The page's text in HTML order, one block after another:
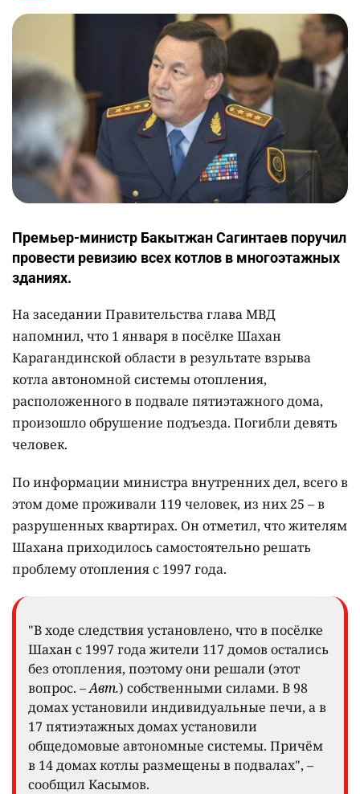
Премьер-министр Бакытжан Сагинтаев поручил
провести ревизию всех котлов в многоэтажных
зданиях.
На заседании Правительства глава МВД
напомнил, что 1 января в посёлке Шахан
Карагандинской области в результате взрыва
котла автономной системы отопления,
расположенного в подвале пятиэтажного дома,
произошло обрушение подъезда. Погибли девять
человек.
По информации министра внутренних дел, всего в
этом доме проживали 119 человек, из них 25 – в
разрушенных квартирах. Он отметил, что жителям
Шахана приходилось самостоятельно решать
проблему отопления с 1997 года.
"В ходе следствия установлено, что в посёлке
Шахан с 1997 года жители 117 домов остались
без отопления, поэтому они решали (этот
вопрос. –Авт.) собственными силами. В 98
домах установили индивидуальные печи, а в
17 пятиэтажных домах установили
общедомовые автономные системы. Причём
в 14 домах котлы размещены в подвалах", –
сообщил Касымов.